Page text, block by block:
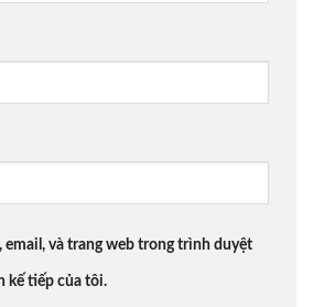
email, và trang web trong trình duyệt
kế tiếp của tôi.